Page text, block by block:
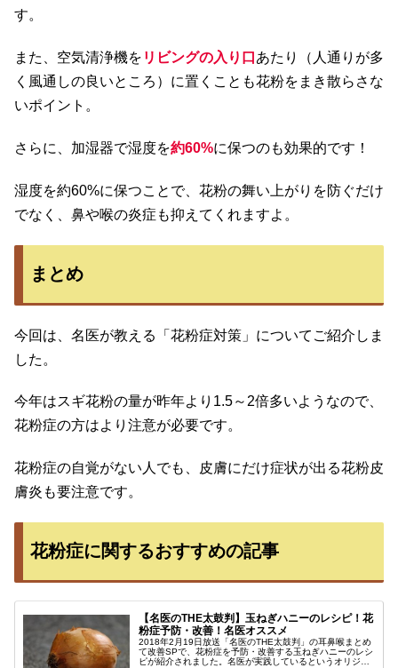
す。
また、空気清浄機を リビングの入り口 あたり（人通りが多
く風通しの良いところ）に置くことも花粉をまき散らさな
いポイント。
さらに、加湿器で湿度を約60%に保つのも効果的です！
湿度を約60%に保つことで、花粉の舞い上がりを防ぐだけ
でなく、鼻や喉の炎症も抑えてくれますよ。
まとめ
今回は、名医が教える「花粉症対策」についてご紹介しま
した。
今年はスギ花粉の量が昨年より1.5～2倍多いようなので、
花粉症の方はより注意が必要です。
花粉症の自覚がない人でも、皮膚にだけ症状が出る花粉皮
膚炎も要注意です。
花粉症に関するおすすめの記事
【名医のTHE太鼓判】玉ねぎハニーのレシピ！花
粉症予防・改善！名医オススメ
2018年2月19日放送「名医のTHE太鼓判」の耳鼻喉まとめ
て改善SPで、花粉症を予防・改善する玉ねぎハニーのレシ
ピが紹介されました。名医が実践しているというオリジナ